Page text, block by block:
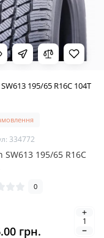
195/65 R16C 104T
334772
SW613 195/65 R16C
0
грн.